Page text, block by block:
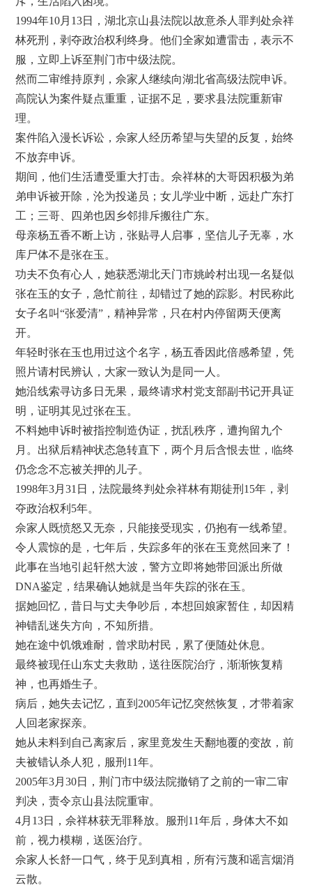
1994年10月13日，湖北京山县法院以故意杀人罪判处佘祥
林死刑，剥夺政治权利终身。他们全家如遭雷击，表示不
服，立即上诉至荆门市中级法院。
然而二审维持原判，佘家人继续向湖北省高级法院申诉。
高院认为案件疑点重重，证据不足，要求县法院重新审
理。
案件陷入漫长诉讼，佘家人经历希望与失望的反复，始终
不放弃申诉。
期间，他们生活遭受重大打击。佘祥林的大哥因积极为弟
弟申诉被开除，沦为投递员；女儿学业中断，远赴广东打
工；三哥、四弟也因乡邻排斥搬往广东。
母亲杨五香不断上访，张贴寻人启事，坚信儿子无辜，水
库尸体不是张在玉。
功夫不负有心人，她获悉湖北天门市姚岭村出现一名疑似
张在玉的女子，急忙前往，却错过了她的踪影。村民称此
女子名叫“张爱清”，精神异常，只在村内停留两天便离
开。
年轻时张在玉也用过这个名字，杨五香因此倍感希望，凭
照片请村民辨认，大家一致认为是同一人。
她沿线索寻访多日无果，最终请求村党支部副书记开具证
明，证明其见过张在玉。
不料她申诉时被指控制造伪证，扰乱秩序，遭拘留九个
月。出狱后精神状态急转直下，两个月后含恨去世，临终
仍念念不忘被关押的儿子。
1998年3月31日，法院最终判处佘祥林有期徒刑15年，剥
夺政治权利5年。
佘家人既愤怒又无奈，只能接受现实，仍抱有一线希望。
令人震惊的是，七年后，失踪多年的张在玉竟然回来了！
此事在当地引起轩然大波，警方立即将她带回派出所做
DNA鉴定，结果确认她就是当年失踪的张在玉。
据她回忆，昔日与丈夫争吵后，本想回娘家暂住，却因精
神错乱迷失方向，不知所措。
她在途中饥饿难耐，曾求助村民，累了便随处休息。
最终被现任山东丈夫救助，送往医院治疗，渐渐恢复精
神，也再婚生子。
病后，她失去记忆，直到2005年记忆突然恢复，才带着家
人回老家探亲。
她从未料到自己离家后，家里竟发生天翻地覆的变故，前
夫被错认杀人犯，服刑11年。
2005年3月30日，荆门市中级法院撤销了之前的一审二审
判决，责令京山县法院重审。
4月13日，佘祥林获无罪释放。服刑11年后，身体大不如
前，视力模糊，送医治疗。
佘家人长舒一口气，终于见到真相，所有污蔑和谣言烟消
云散。